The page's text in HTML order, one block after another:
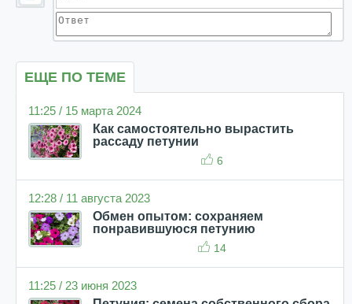
ЕЩЕ ПО ТЕМЕ
11:25 / 15 марта 2024
Как самостоятельно вырастить
рассаду петунии
6
12:28 / 11 августа 2023
Обмен опытом: сохраняем
понравившуюся петунию
14
11:25 / 23 июня 2023